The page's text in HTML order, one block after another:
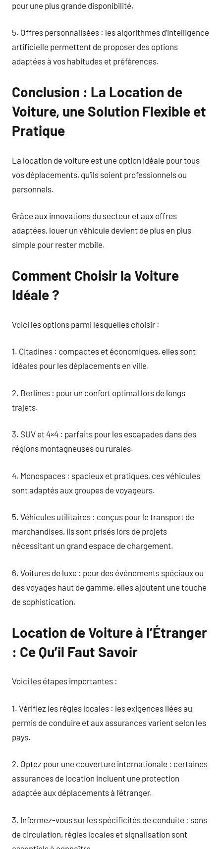
pour une plus grande disponibilité.
5. Offres personnalisées : les algorithmes d’intelligence
artificielle permettent de proposer des options
adaptées à vos habitudes et préférences.
Conclusion : La Location de
Voiture, une Solution Flexible et
Pratique
La location de voiture est une option idéale pour tous
vos déplacements, qu’ils soient professionnels ou
personnels.
Grâce aux innovations du secteur et aux offres
adaptées, louer un véhicule devient de plus en plus
simple pour rester mobile.
Comment Choisir la Voiture
Idéale ?
Voici les options parmi lesquelles choisir :
1. Citadines : compactes et économiques, elles sont
idéales pour les déplacements en ville.
2. Berlines : pour un confort optimal lors de longs
trajets.
3. SUV et 4×4 : parfaits pour les escapades dans des
régions montagneuses ou rurales.
4. Monospaces : spacieux et pratiques, ces véhicules
sont adaptés aux groupes de voyageurs.
5. Véhicules utilitaires : conçus pour le transport de
marchandises, ils sont prisés lors de projets
nécessitant un grand espace de chargement.
6. Voitures de luxe : pour des événements spéciaux ou
des voyages haut de gamme, elles ajoutent une touche
de sophistication.
Location de Voiture à l’Étranger
: Ce Qu’il Faut Savoir
Voici les étapes importantes :
1. Vérifiez les règles locales : les exigences liées au
permis de conduire et aux assurances varient selon les
pays.
2. Optez pour une couverture internationale : certaines
assurances de location incluent une protection
adaptée aux déplacements à l’étranger.
3. Informez-vous sur les spécificités de conduite : sens
de circulation, règles locales et signalisation sont